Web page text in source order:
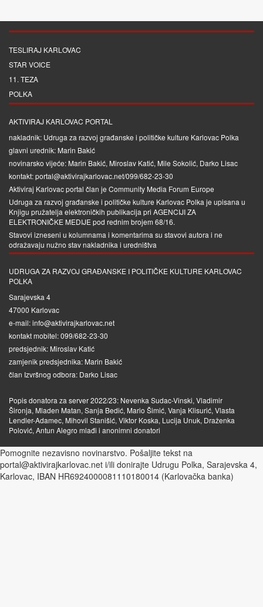
TESLIRAJ KARLOVAC
STAR VOICE
11. TEZA
POLKA
AKTIVIRAJ KARLOVAC PORTAL
nakladnik: Udruga za razvoj građanske i političke kulture Karlovac Polka
glavni urednik: Marin Bakić
novinarsko vijeće: Marin Bakić, Miroslav Katić, Mile Sokolić, Darko Lisac
kontakt: portal@aktivirajkarlovac.net/099/682-23-30
Aktiviraj Karlovac portal član je Community Media Forum Europe
Udruga za razvoj građanske i političke kulture Karlovac Polka je upisana u
Knjigu pružatelja elektroničkih publikacija pri AGENCIJI ZA
ELEKTRONIČKE MEDIJEpod rednim brojem 68/16.
Stavovi izneseni u kolumnama i komentarima su stavovi autora i ne
odražavaju nužno stav nakladnika i uredništva
UDRUGA ZA RAZVOJ GRAĐANSKE I POLITIČKE KULTURE KARLOVAC
POLKA
Sarajevska 4
47000 Karlovac
e-mail: info@aktivirajkarlovac.net
kontakt mobitel: 099/682-23-30
predsjednik: Miroslav Katić
zamjenik predsjednika: Marin Bakić
član Izvršnog odbora: Darko Lisac
Popis donatora za server 2022/23: Nevenka Sudac-Vinski, Vladimir
Šironja, Mladen Matan, Sanja Bedić, Mario Šimić, Vanja Klisurić, Vlasta
Lendler-Adamec, Mihovil Stanišić, Viktor Koska, Lucija Unuk, Draženka
Polović, Antun Alegro mlađi i anonimni donatori
Pomognite nezavisno novinarstvo. Pošaljite tekst na
portal@aktivirajkarlovac.net i/ili donirajte Udrugu Polka, Sarajevska 4,
Karlovac, IBAN HR6924000081110180014 (Karlovačka banka)